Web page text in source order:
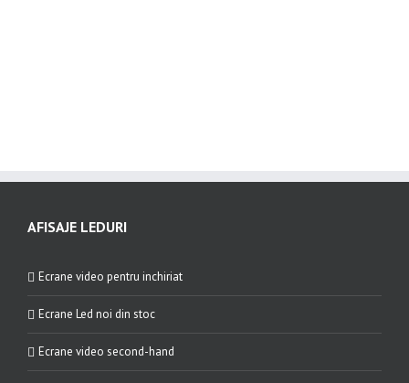
AFISAJE LEDURI
Ecrane video pentru inchiriat
Ecrane Led noi din stoc
Ecrane video second-hand